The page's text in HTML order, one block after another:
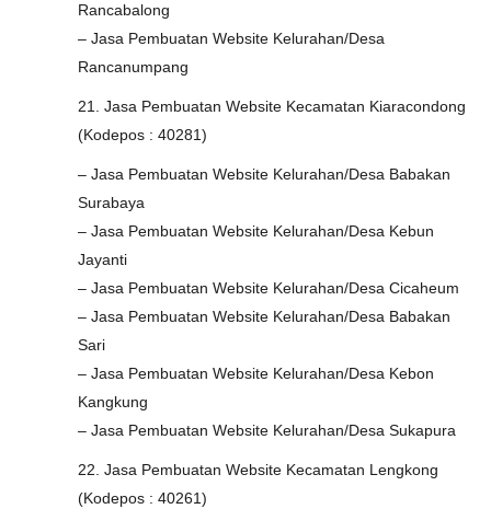
Rancabalong
– Jasa Pembuatan Website Kelurahan/Desa
Rancanumpang
21. Jasa Pembuatan Website Kecamatan Kiaracondong
(Kodepos : 40281)
– Jasa Pembuatan Website Kelurahan/Desa Babakan
Surabaya
– Jasa Pembuatan Website Kelurahan/Desa Kebun
Jayanti
– Jasa Pembuatan Website Kelurahan/Desa Cicaheum
– Jasa Pembuatan Website Kelurahan/Desa Babakan
Sari
– Jasa Pembuatan Website Kelurahan/Desa Kebon
Kangkung
– Jasa Pembuatan Website Kelurahan/Desa Sukapura
22. Jasa Pembuatan Website Kecamatan Lengkong
(Kodepos : 40261)